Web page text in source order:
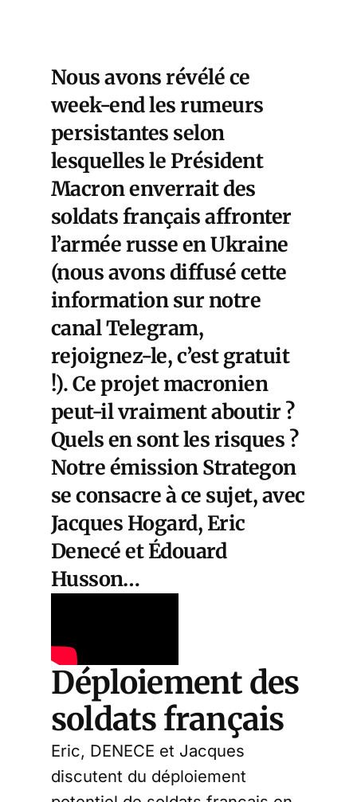
Nous avons révélé ce
week-end les rumeurs
persistantes selon
lesquelles le Président
Macron enverrait des
soldats français affronter
l’armée russe en Ukraine
(nous avons diffusé cette
information sur notre
canal Telegram,
rejoignez-le, c’est gratuit
!). Ce projet macronien
peut-il vraiment aboutir ?
Quels en sont les risques ?
Notre émission Strategon
se consacre à ce sujet, avec
Jacques Hogard, Eric
Denecé et Édouard
Husson…
Déploiement des
soldats français
Eric, DENECE et Jacques
discutent du déploiement